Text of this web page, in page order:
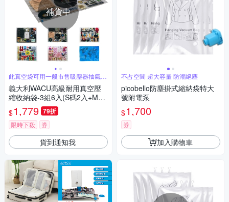
補貨中
此真空袋可用一般市售吸塵器抽氣使
用
義大利WACU高級耐用真空壓
縮收納袋-3組6入(S碼2入+M碼
2入+L碼2入)/隨機出貨
$1,779 79折
限時下殺 券
貨到通知我
不占空間 超大容量 防潮絕塵
picobello防塵掛式縮納袋特大
號附電泵
$1,700
券
加入購物車